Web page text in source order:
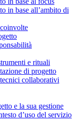
in base all’ambito di
e rituali
di progetto
collaborativi
e la sua gestione
d’uso del servizio